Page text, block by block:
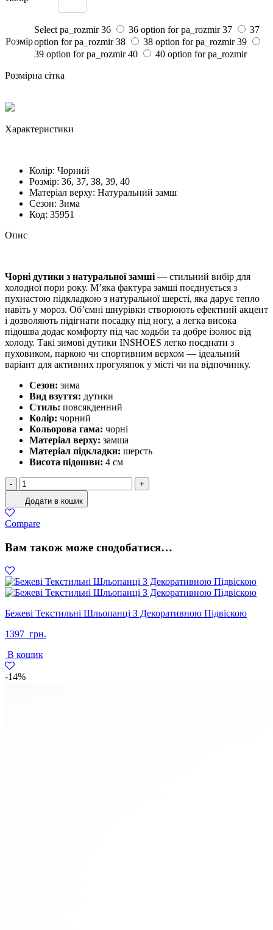
Розмiр
Select pa_rozmir 36 36 option for pa_rozmir 37
37
option for pa_rozmir 38 38 option for pa_rozmir 39
39 option for pa_rozmir 40 40 option for pa_rozmir
Розмірна сітка
Характеристики
Колір: Чорний
Розмiр: 36, 37, 38, 39, 40
Матеріал верху: Натуральний замш
Сезон: Зима
Код: 35951
Опис
Чорні дутики з натуральної замші — стильний вибір для
холодної пори року. М’яка фактура замші поєднується з
пухнастою підкладкою з натуральної шерсті, яка дарує тепло
навіть у мороз. Об’ємні шнурівки створюють ефектний акцент
і дозволяють підігнати посадку під ногу, а легка висока
підошва додає комфорту під час ходьби та добре ізолює від
холоду. Такі зимові дутики INSHOES легко поєднати з
пуховиком, паркою чи спортивним верхом — ідеальний
варіант для активних прогулянок у місті чи на відпочинку.
Сезон: зима
Вид взуття: дутики
Стиль: повсякденний
Колір: чорний
Кольорова гама: чорні
Матеріал верху: замша
Матеріал підкладки: шерсть
Висота підошви: 4 см
Чорні
дутики
на
товстій
підошві
-
+
Додати в кошик
Compare
Вам також може сподобатися…
Бежеві Текстильні Шльопанці З Декоративною Підвіскою
1397 грн.
В кошик
-14%